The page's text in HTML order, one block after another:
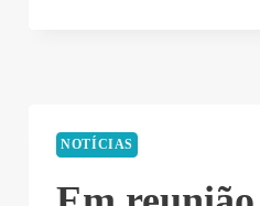
NOTÍCIAS